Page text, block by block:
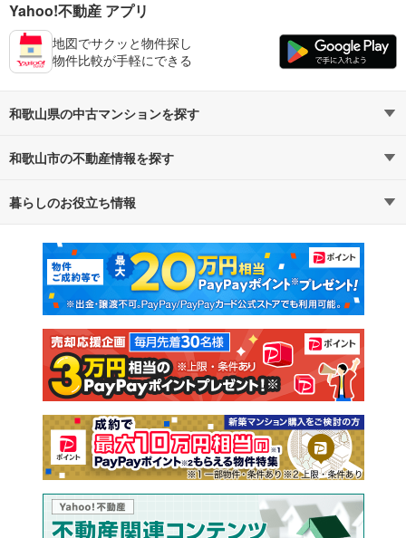
Yahoo!不動産 アプリ
地図でサクッと物件探し
物件比較が手軽にできる
和歌山県の中古マンションを探す
路線・駅から探す
通勤・通学時間から探す
和歌山市の不動産情報を探す
不動産・住宅
新築マンション 中古マンション
新築一戸建て 中古一戸建て
注文住宅 土地
売却査定
暮らしのお役立ち情報
マンションカタログ 教えて！住まいの先生